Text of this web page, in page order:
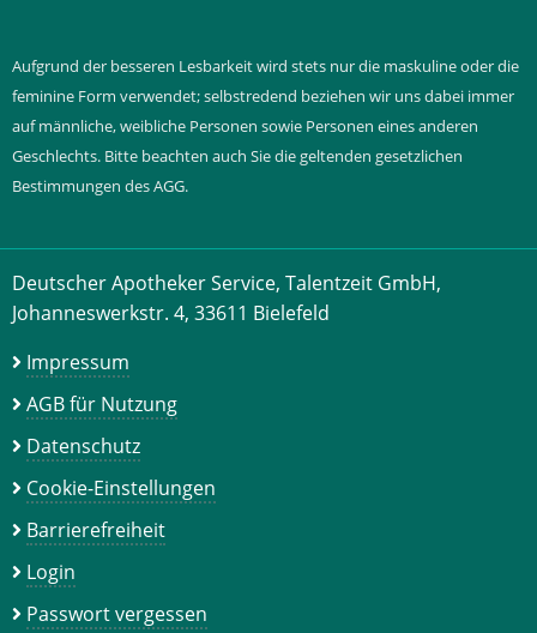
Aufgrund der besseren Lesbarkeit wird stets nur die maskuline oder die
feminine Form verwendet; selbstredend beziehen wir uns dabei immer
auf männliche, weibliche Personen sowie Personen eines anderen
Geschlechts. Bitte beachten auch Sie die geltenden gesetzlichen
Bestimmungen des AGG.
Deutscher Apotheker Service, Talentzeit GmbH,
Johanneswerkstr. 4, 33611 Bielefeld
Impressum
AGB für Nutzung
Datenschutz
Cookie-Einstellungen
Barrierefreiheit
Login
Passwort vergessen